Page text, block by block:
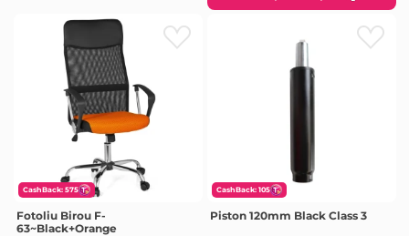
CashBack: 575
Fotoliu Birou F-
63~Black+Orange
CashBack: 105
Piston 120mm Black Class 3